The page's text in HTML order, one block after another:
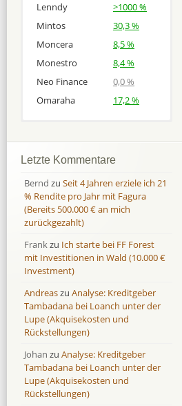
Lenndy
>1000 %
Mintos
30,3 %
Moncera
8,5 %
Monestro
8,4 %
Neo Finance
0,0 %
Omaraha
17,2 %
Bondora
Finbee
43,2%
Finbee (CZK)
0,0 %
HeavyFinance
IUVO Group
-32,2 %
Lenndy
-314,6 %
Moncera
8,0 %
Monestro
9,1 %
Neo Finance
Omaraha
16,4 %
Bondora
Finbee
35,2%
Finbee (CZK)
0,0 %
HeavyFinance
IUVO Group
-55,0 %
Lenndy
146,5 %
Moncera
11,1 %
Monestro
>1000%
Neo Finance
Omaraha
18,0 %
Letzte Kommentare
Bernd zu Seit 4 Jahren erziele ich 21
% Rendite pro Jahr mit Fagura
(Bereits 500.000 € an mich
zurückgezahlt)
Frankzu Ich starte bei FF Forest
mit Investitionen in Wald (10.000 €
Investment)
Andreaszu Analyse: Kreditgeber
Tambadana bei Loanch unter der
Lupe (Akquisekosten und
Rückstellungen)
Johan zu Analyse: Kreditgeber
Tambadana bei Loanch unter der
Lupe (Akquisekosten und
Rückstellungen)